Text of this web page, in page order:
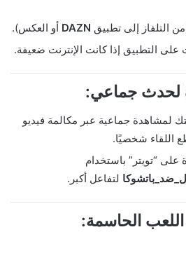
التلفاز إلى تطبيق DAZN أو العكس).
التطبيق إذا كانت الإنترنت ضعيفة.
لحدث جماعي:
لمشاهدة جماعية عبر مكالمة فيديو
اللقاء شخصيًا.
“تويتر” باستخدام
لتفاعل أكبر.
الحاسمة: